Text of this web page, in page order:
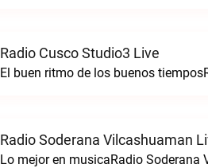
Radio Cusco Studio3 Live
El buen ritmo de los buenos
Radio Soderana Vilcashuaman
Lo mejor en musicaRadio Soderana